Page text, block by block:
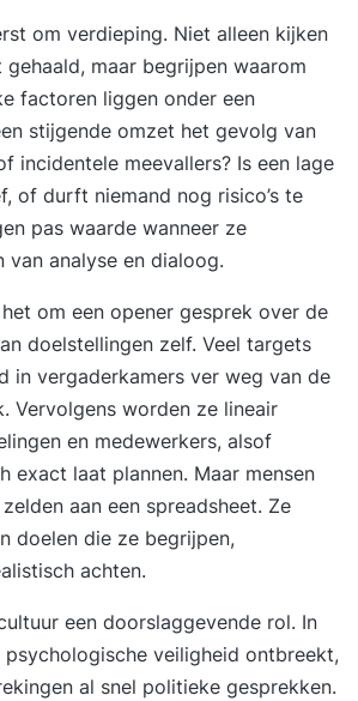
om verdieping. Niet alleen kijken
maar begrijpen waarom
factoren liggen onder een
stijgende omzet het gevolg van
incidentele meevallers? Is een lage
of durft niemand nog risico’s te
pas waarde wanneer ze
van analyse en dialoog.
om een opener gesprek over de
doelstellingen zelf. Veel targets
in vergaderkamers ver weg van de
Vervolgens worden ze lineair
en medewerkers, alsof
exact laat plannen. Maar mensen
aan een spreadsheet. Ze
doelen die ze begrijpen,
achten.
een doorslaggevende rol. In
veiligheid ontbreekt,
al snel politieke gesprekken.